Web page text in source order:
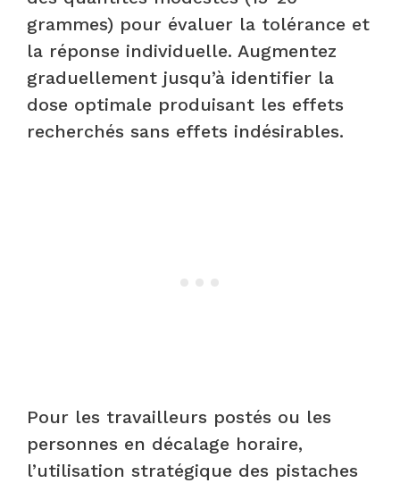
grammes) pour évaluer la tolérance et
la réponse individuelle. Augmentez
graduellement jusqu’à identifier la
dose optimale produisant les effets
recherchés sans effets indésirables.
Pour les travailleurs postés ou les
personnes en décalage horaire,
l’utilisation stratégique des pistaches